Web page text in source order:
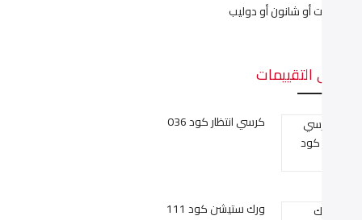
أو شانون أو دوليب
التقييمات
كرسي انتظار كود 036
ورك ستيشن كود 111